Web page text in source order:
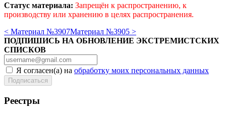
Статус материала: Запрещён к распространению, к
производству или хранению в целях распространения.
< Материал №3907Материал №3905 >
ПОДПИШИСЬ НА ОБНОВЛЕНИЕ ЭКСТРЕМИСТСКИХ
СПИСКОВ
Я согласен(а) на обработку моих персональных данных
Реестры